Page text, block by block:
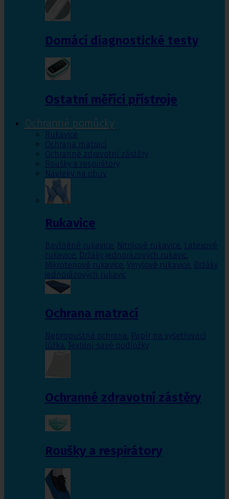
Domácí diagnostické testy
Ostatní měřící přístroje
Ochranné pomůcky
Rukavice
Ochrana matrací
Ochranné zdravotní zástěry
Roušky a respirátory
Návleky na obuv
Rukavice
Bavlněné rukavice, Nitrilové rukavice, Latexové
rukavice, Držáky jednorázových rukavic,
Mikrotenové rukavice, Vinylové rukavice, Držáky
jednorázových rukavic
Ochrana matrací
Nepropustná ochrana, Papír na vyšetřovací
lůžka, Textilní savé podložky
Ochranné zdravotní zástěry
Roušky a respirátory